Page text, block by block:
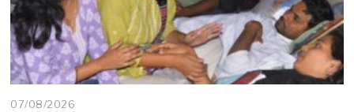
07/08/2026